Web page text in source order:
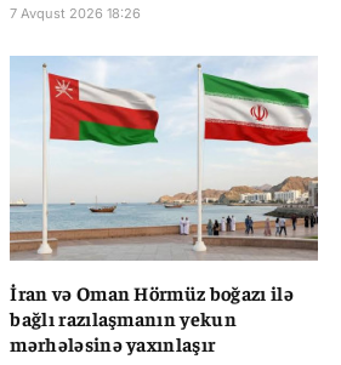
7 Avqust 2026 18:26
İran və Oman Hörmüz boğazı ilə
bağlı razılaşmanın yekun
mərhələsinə yaxınlaşır